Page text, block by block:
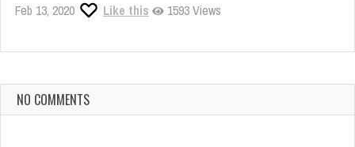
Feb 13, 2020 Like this 1593 Views
NO COMMENTS